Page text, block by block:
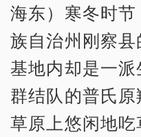
海东）寒冬时
族自治州刚察
基地内却是一
群结队的普氏
草原上悠闲地